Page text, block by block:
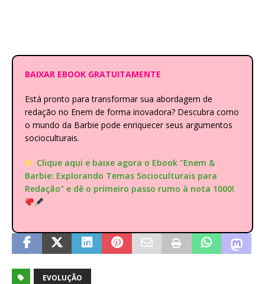
BAIXAR EBOOK GRATUITAMENTE
Está pronto para transformar sua abordagem de
redação no Enem de forma inovadora? Descubra como
o mundo da Barbie pode enriquecer seus argumentos
socioculturais.
Clique aqui e baixe agora o Ebook "Enem &
Barbie: Explorando Temas Socioculturais para
Redação" e dê o primeiro passo rumo à nota 1000!
EVOLUÇÃO